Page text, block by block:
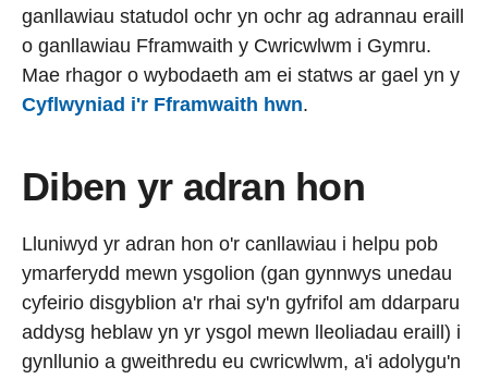
ganllawiau statudol ochr yn ochr ag adrannau eraill
o ganllawiau Fframwaith y Cwricwlwm i Gymru.
Mae rhagor o wybodaeth am ei statws ar gael yn y
Cyflwyniad i'r Fframwaith hwn.
Diben yr adran hon
Lluniwyd yr adran hon o'r canllawiau i helpu pob
ymarferydd mewn ysgolion (gan gynnwys unedau
cyfeirio disgyblion a'r rhai sy'n gyfrifol am ddarparu
addysg heblaw yn yr ysgol mewn lleoliadau eraill) i
gynllunio a gweithredu eu cwricwlwm, a'i adolygu'n